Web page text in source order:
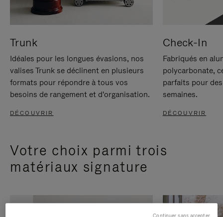
Trunk
Idéales pour les longues évasions, nos
valises Trunk se déclinent en plusieurs
formats pour répondre à tous vos
besoins de rangement et d'organisation.
DÉCOUVRIR
Check-In
Fabriqués en
polycarbonate,
parfaits pour
semaines.
DÉCOUVRIR
Votre choix parmi trois
matériaux signature